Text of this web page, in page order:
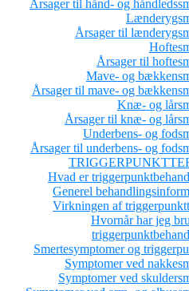
Årsager til hånd- og
Årsager til
Årsager til
Mave- og
Årsager til mave- og
Knæ- og
Årsager til knæ- og
Underbens- og
Årsager til underbens- og
Hvad er
Generel
Virkningen af
Hvornår har jeg
Smertesymptomer og
Symptomer ved
Symptomer ved